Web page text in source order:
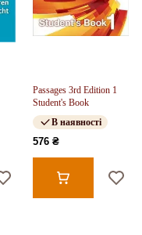
Passages 3rd Edition 1
Student's Book
В наявності
576 ₴